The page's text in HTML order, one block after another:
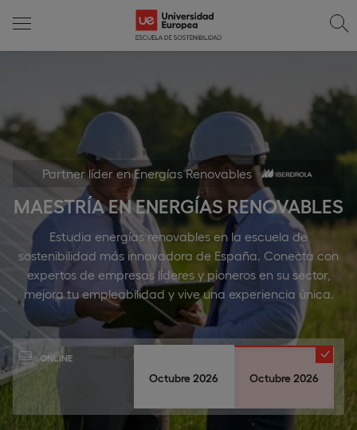
Partner líder en Energías Renovables
MAESTRÍA EN ENERGÍAS RENOVABLES
Estudia energías renovables en la escuela de
sostenibilidad más innovadora de España. Conecta con
expertos de empresas líderes y pioneros en su sector,
mejora tu empleabilidad y vive una experiencia única.
ONLINE
Octubre 2026 Octubre 2026